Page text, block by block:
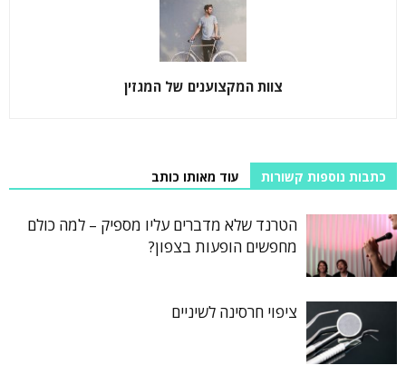
צוות המקצוענים של המגזין
כתבות נוספות קשורות עוד מאותו כותב
הטרנד שלא מדברים עליו מספיק – למה כולם
מחפשים הופעות בצפון?
ציפוי חרסינה לשיניים